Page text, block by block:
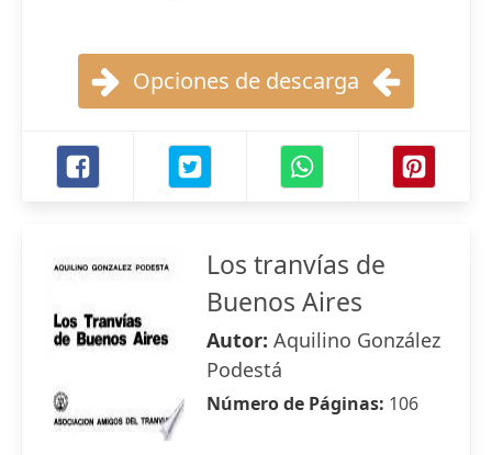
Opciones de descarga
Los tranvías de
Buenos Aires
Autor: Aquilino González
Podestá
Número de Páginas: 106